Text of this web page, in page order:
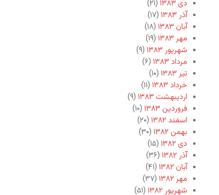
دی ۱۳۸۳
(۲۱)
آذر ۱۳۸۳
(۱۷)
آبان ۱۳۸۳
(۱۸)
مهر ۱۳۸۳
(۱۹)
شهریور ۱۳۸۳
(۹)
مرداد ۱۳۸۳
(۶)
تیر ۱۳۸۳
(۱۰)
خرداد ۱۳۸۳
(۱۱)
اردیبهشت ۱۳۸۳
(۹)
فروردین ۱۳۸۳
(۱۰)
اسفند ۱۳۸۲
(۲۰)
بهمن ۱۳۸۲
(۳۰)
دی ۱۳۸۲
(۱۵)
آذر ۱۳۸۲
(۳۶)
آبان ۱۳۸۲
(۴۱)
مهر ۱۳۸۲
(۳۷)
شهریور ۱۳۸۲
(۵۱)